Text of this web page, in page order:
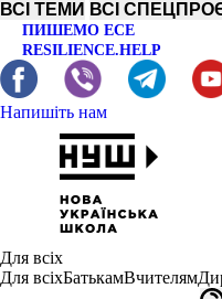
ВСІ ТЕМИ ВСІ
ПИШЕМО ЕСЕ
RESILIENCE.HELP
Напишіть нам
Для всіх
Для всіхБатькамВчителям